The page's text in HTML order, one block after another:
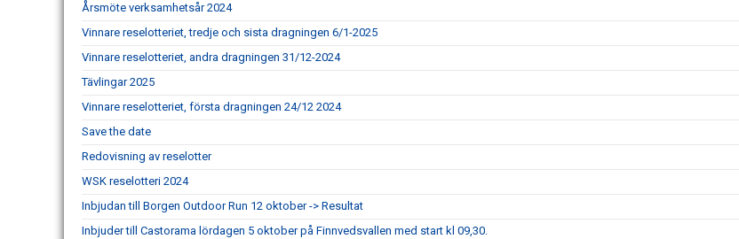
Årsmöte verksamhetsår 2024
Vinnare reselotteriet, tredje och sista dragningen 6/1-2025
Vinnare reselotteriet, andra dragningen 31/12-2024
Tävlingar 2025
Vinnare reselotteriet, första dragningen 24/12 2024
Save the date
Redovisning av reselotter
WSK reselotteri 2024
Inbjudan till Borgen Outdoor Run 12 oktober -> Resultat
Inbjuder till Castorama lördagen 5 oktober på Finnvedsvallen med start kl 09,30.